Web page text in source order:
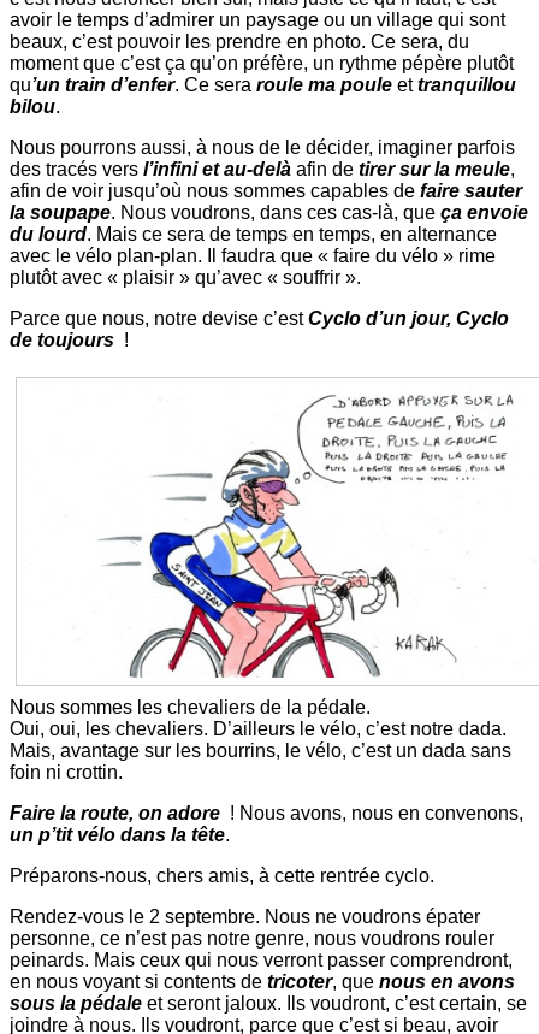
avoir le temps d’admirer un paysage ou un village qui sont
beaux, c’est pouvoir les prendre en photo. Ce sera, du
moment que c’est ça qu’on préfère, un rythme pépère plutôt
qu’un train d’enfer. Ce sera roule ma poule ettranquillou
bilou.
Nous pourrons aussi, à nous de le décider, imaginer parfois
des tracés vers l’infini et au-delà afin de tirer sur la meule,
afin de voir jusqu’où nous sommes capables de faire sauter
la soupape. Nous voudrons, dans ces cas-là, que ça envoie
du lourd. Mais ce sera de temps en temps, en alternance
avec le vélo plan-plan. Il faudra que « faire du vélo » rime
plutôt avec « plaisir » qu’avec « souffrir ».
Parce que nous, notre devise c’estCyclo d’un jour, Cyclo
de toujours !
Nous sommes les chevaliers de la pédale.
Oui, oui, les chevaliers. D’ailleurs le vélo, c’est notre dada.
Mais, avantage sur les bourrins, le vélo, c’est un dada sans
foin ni crottin.
Faire la route, on adore ! Nous avons, nous en convenons,
un p’tit vélo dans la tête.
Préparons-nous, chers amis, à cette rentrée cyclo.
Rendez-vous le 2 septembre. Nous ne voudrons épater
personne, ce n’est pas notre genre, nous voudrons rouler
peinards. Mais ceux qui nous verront passer comprendront,
en nous voyant si contents de tricoter, que nous en avons
sous la pédale et seront jaloux. Ils voudront, c’est certain, se
joindre à nous. Ils voudront, parce que c’est si beau, avoir